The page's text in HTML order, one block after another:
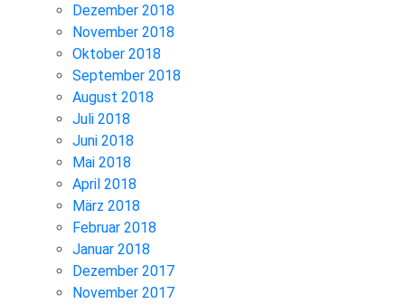
Dezember 2018
November 2018
Oktober 2018
September 2018
August 2018
Juli 2018
Juni 2018
Mai 2018
April 2018
März 2018
Februar 2018
Januar 2018
Dezember 2017
November 2017